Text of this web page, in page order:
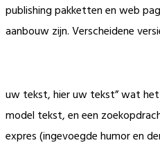
publishing pakketten en web
aanbouw zijn. Verscheidene
uw tekst, hier uw tekst” wat
model tekst, en een
expres (ingevoegde humor en